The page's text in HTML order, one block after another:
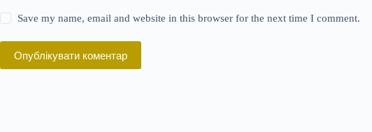
Save my name, email and website in this browser for the next time I comment.
Опублікувати коментар